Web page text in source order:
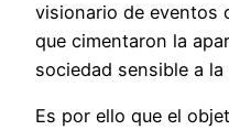
visionario de eventos
que cimentaron la
sociedad sensible a
Es por ello que el